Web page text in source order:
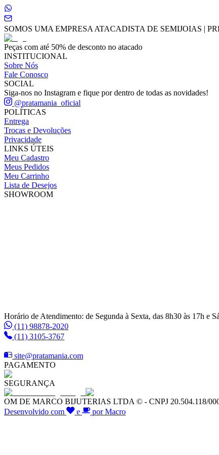
SOMOS UMA EMPRESA ATACADISTA DE SEMIJOIAS |
Peças com até 50% de desconto no atacado
INSTITUCIONAL
Sobre Nós
Fale Conosco
SOCIAL
Siga-nos no Instagram e fique por dentro de todas as novidades!
@pratamania_oficial
POLÍTICAS
Entrega
Trocas e Devoluções
Privacidade
LINKS ÚTEIS
Meu Cadastro
Meus Pedidos
Meu Carrinho
Lista de Desejos
SHOWROOM
Horário de Atendimento: de Segunda à Sexta, das 8h30 às 17h e
(11) 98878-2020
(11) 3105-3767
site@pratamania.com
PAGAMENTO
SEGURANÇA
OM DE MARCO BIJUTERIAS LTDA © - CNPJ 20.504.118/
Desenvolvido com
e por Macro